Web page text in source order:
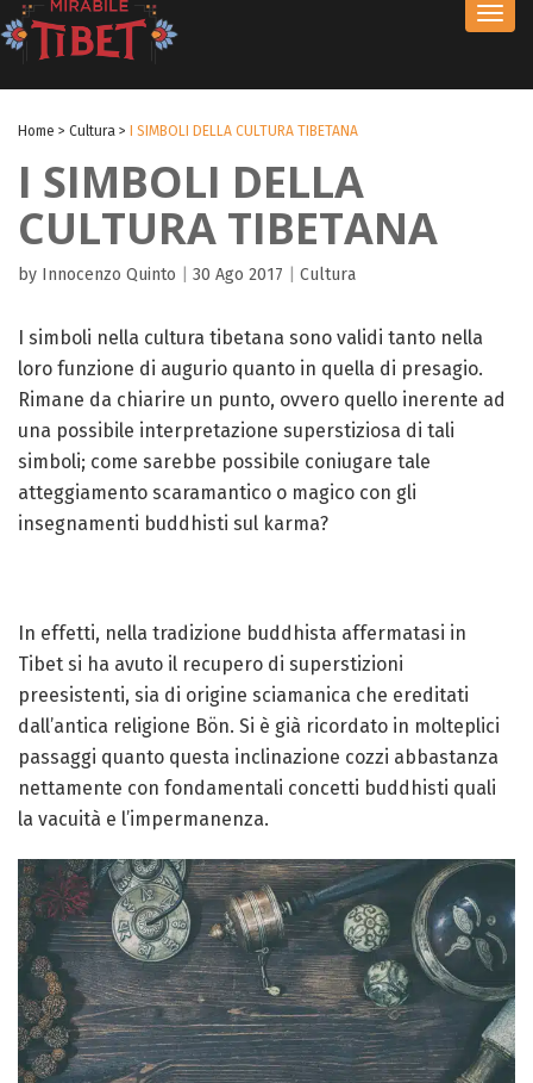
Home > Cultura > I SIMBOLI DELLA CULTURA TIBETANA
I SIMBOLI DELLA
CULTURA TIBETANA
by Innocenzo Quinto 30 Ago 2017 Cultura
I simboli nella cultura tibetana sono validi tanto nella
loro funzione di augurio quanto in quella di presagio.
Rimane da chiarire un punto, ovvero quello inerente ad
una possibile interpretazione superstiziosa di tali
simboli; come sarebbe possibile coniugare tale
atteggiamento scaramantico o magico con gli
insegnamenti buddhisti sul karma?
In effetti, nella tradizione buddhista affermatasi in
Tibet si ha avuto il recupero di superstizioni
preesistenti, sia di origine sciamanica che ereditati
dall’antica religione Bön. Si è già ricordato in molteplici
passaggi quanto questa inclinazione cozzi abbastanza
nettamente con fondamentali concetti buddhisti quali
la vacuità e l’impermanenza.